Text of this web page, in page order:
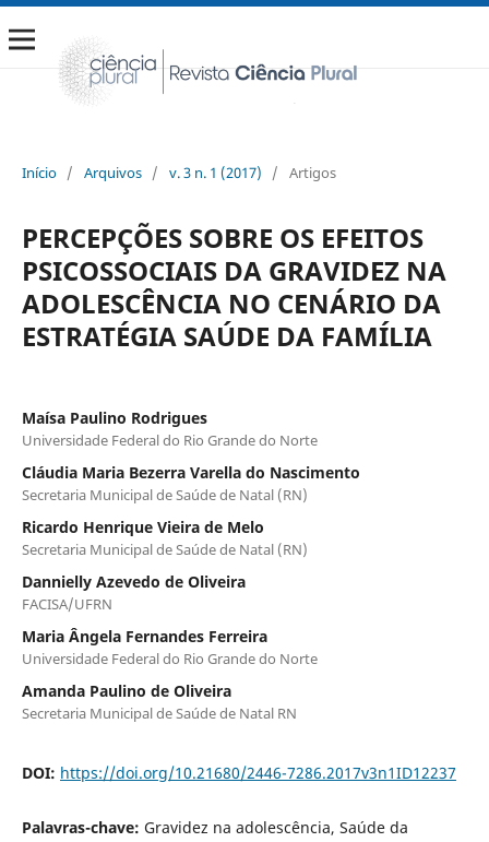
Início / Arquivos / v. 3 n. 1 (2017) / Artigos
PERCEPÇÕES SOBRE OS EFEITOS
PSICOSSOCIAIS DA GRAVIDEZ NA
ADOLESCÊNCIA NO CENÁRIO DA
ESTRATÉGIA SAÚDE DA FAMÍLIA
Maísa Paulino Rodrigues
Universidade Federal do Rio Grande do Norte
Cláudia Maria Bezerra Varella do Nascimento
Secretaria Municipal de Saúde de Natal (RN)
Ricardo Henrique Vieira de Melo
Secretaria Municipal de Saúde de Natal (RN)
Dannielly Azevedo de Oliveira
FACISA/UFRN
Maria Ângela Fernandes Ferreira
Universidade Federal do Rio Grande do Norte
Amanda Paulino de Oliveira
Secretaria Municipal de Saúde de Natal RN
DOI: https://doi.org/10.21680/2446-7286.2017v3n1ID12237
Palavras-chave: Gravidez na adolescência, Saúde da